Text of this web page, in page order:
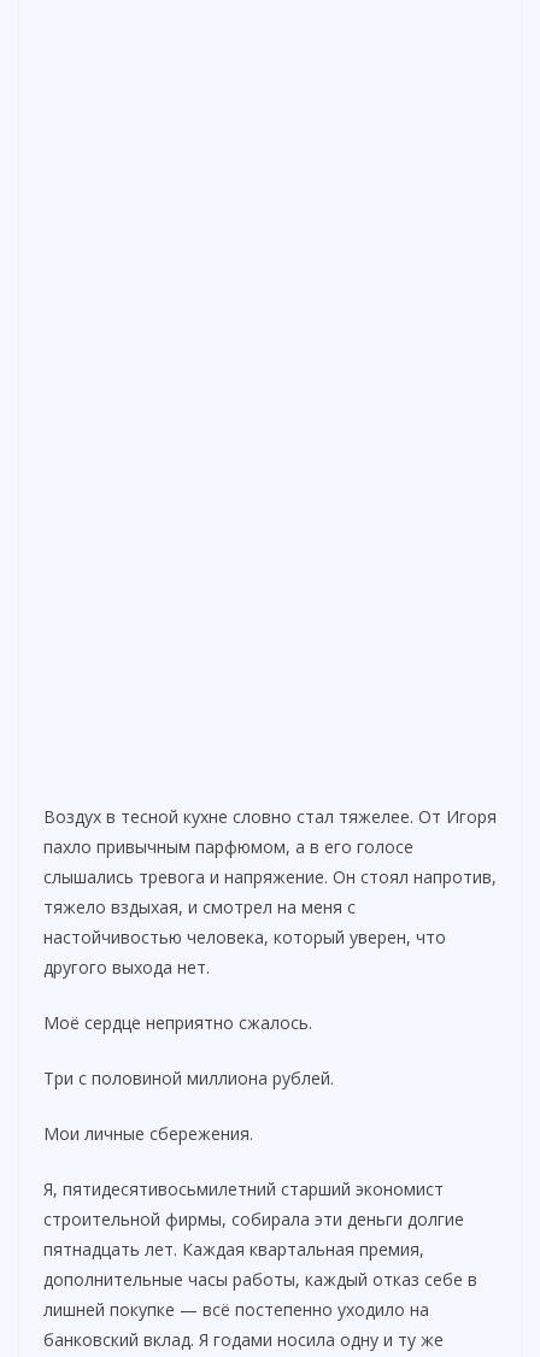
Воздух в тесной кухне словно стал тяжелее. От Игоря
пахло привычным парфюмом, а в его голосе
слышались тревога и напряжение. Он стоял напротив,
тяжело вздыхая, и смотрел на меня с
настойчивостью человека, который уверен, что
другого выхода нет.
Моё сердце неприятно сжалось.
Три с половиной миллиона рублей.
Мои личные сбережения.
Я, пятидесятивосьмилетний старший экономист
строительной фирмы, собирала эти деньги долгие
пятнадцать лет. Каждая квартальная премия,
дополнительные часы работы, каждый отказ себе в
лишней покупке — всё постепенно уходило на
банковский вклад. Я годами носила одну и ту же